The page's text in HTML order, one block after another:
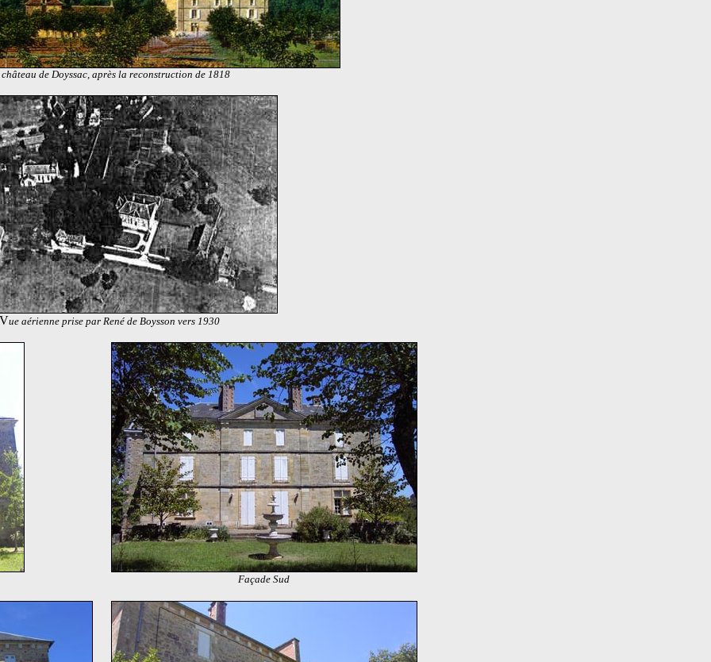
de Doyssac, après la reconstruction de 1818
ue aérienne prise par René de Boysson vers 1930
Façade Sud